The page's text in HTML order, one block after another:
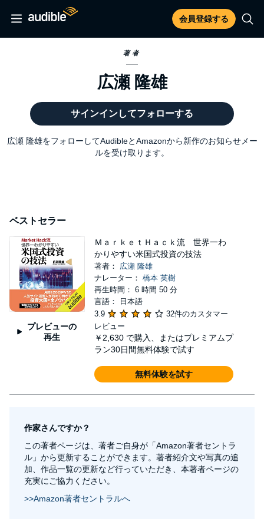
会員登録する
著者
広瀬 隆雄
サインインしてフォローする
広瀬 隆雄をフォローしてAudibleとAmazonから新作のお知らせメー
ルを受け取ります。
ベストセラー
プレビューの
再生
ＭａｒｋｅｔＨａｃｋ流 世界一わ
かりやすい米国式投資の技法
著者： 広瀬 隆雄
ナレーター： 橋本 英樹
再生時間： 6 時間 50 分
言語： 日本語
3.9
32件のカスタマー
レビュー
￥2,630 で購入、またはプレミアムプ
ラン30日間無料体験で試す
無料体験を試す
作家さんですか？
この著者ページは、著者ご自身が「Amazon著者セントラ
ル」から更新することができます。著者紹介文や写真の追
加、作品一覧の更新など行っていただき、本著者ページの
充実にご協力ください。
>>Amazon著者セントラルへ